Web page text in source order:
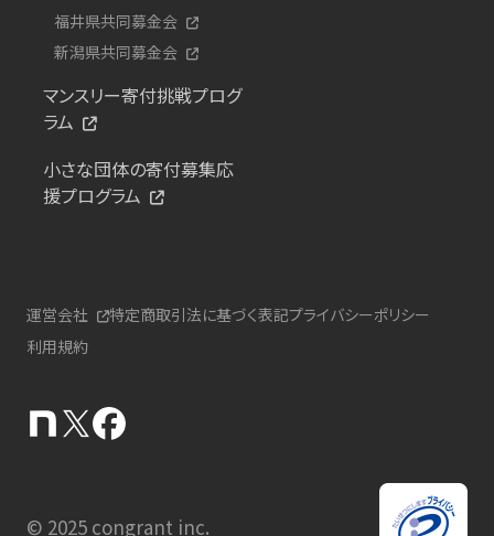
福井県共同募金会
新潟県共同募金会
マンスリー寄付挑戦プログ
ラム
小さな団体の寄付募集応
援プログラム
運営会社 特定商取引法に基づく表記プライバシーポリシー
利用規約
© 2025 congrant inc.